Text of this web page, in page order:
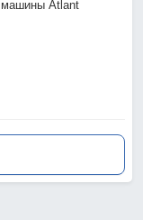
машины Atlant